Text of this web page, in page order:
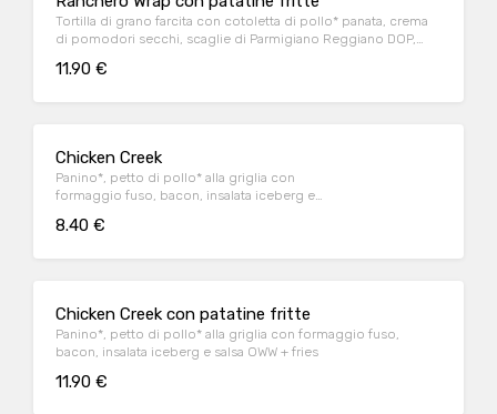
Tortilla di grano farcita con cotoletta di pollo* panata, crema
di pomodori secchi, scaglie di Parmigiano Reggiano DOP,
11.90 €
Chicken Creek
Panino*, petto di pollo* alla griglia con
formaggio fuso, bacon, insalata iceberg e
8.40 €
Chicken Creek con patatine fritte
Panino*, petto di pollo* alla griglia con formaggio fuso,
bacon, insalata iceberg e salsa OWW + fries
11.90 €